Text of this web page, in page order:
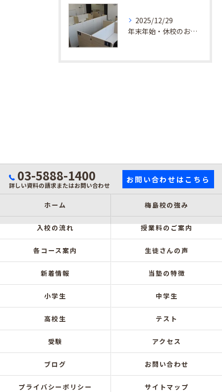
2025/12/29
年末年始・休校のお知らせ
03-5888-1400
詳しい資料の請求またはお問い合わせ
お問い合わせはこちら
ホーム 梅島校の強み
入校の流れ 授業料のご案内
各コース案内 生徒さんの声
新着情報 当塾の特徴
小学生 中学生
高校生 テスト
受験 アクセス
ブログ お問い合わせ
プライバシーポリシー サイトマップ